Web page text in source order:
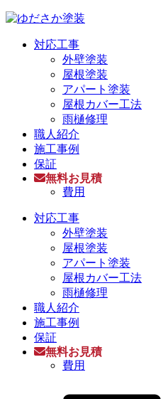
対応工事
外壁塗装
屋根塗装
アパート塗装
屋根カバー工法
雨樋修理
職人紹介
施工事例
保証
無料お見積
費用
対応工事
外壁塗装
屋根塗装
アパート塗装
屋根カバー工法
雨樋修理
職人紹介
施工事例
保証
無料お見積
費用